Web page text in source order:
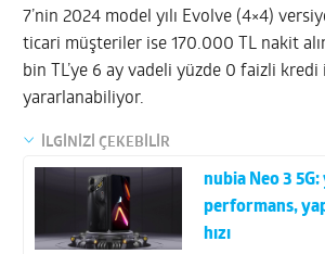
7’nin 2024 model yılı Evolve (4×4)
ticari müşteriler ise 170.000 TL nakit
bin TL’ye 6 ay vadeli yüzde 0 faizli kredi
yararlanabiliyor.
İLGİNİZİ ÇEKEBİLİR
nubia Neo 3
performans,
hızı